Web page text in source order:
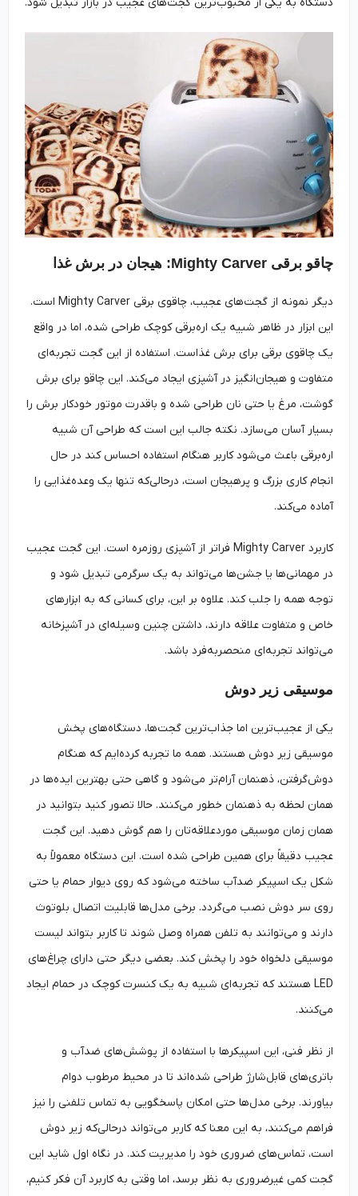
چاقو برقی Mighty Carver: هیجان در برش غذا
دیگر نمونه از گجت‌های عجیب، چاقوی برقی Mighty Carver است.
این ابزار در ظاهر شبیه یک اره‌برقی کوچک طراحی شده، اما در واقع
یک چاقوی برقی برای برش غذاست. استفاده از این گجت تجربه‌ای
متفاوت و هیجان‌انگیز در آشپزی ایجاد می‌کند. این چاقو برای برش
گوشت، مرغ یا حتی نان طراحی شده و باقدرت موتور خودکار برش را
بسیار آسان می‌سازد. نکته جالب این است که طراحی آن شبیه
اره‌برقی باعث می‌شود کاربر هنگام استفاده احساس کند در حال
انجام کاری بزرگ و پرهیجان است، درحالی‌که تنها یک وعده‌غذایی را
آماده می‌کند.
کاربرد Mighty Carver فراتر از آشپزی روزمره است. این گجت عجیب
در مهمانی‌ها یا جشن‌ها می‌تواند به یک سرگرمی تبدیل شود و
توجه همه را جلب کند. علاوه بر این، برای کسانی که به ابزارهای
خاص و متفاوت علاقه دارند، داشتن چنین وسیله‌ای در آشپزخانه
می‌تواند تجربه‌ای منحصربه‌فرد باشد.
موسیقی زیر دوش
یکی از عجیب‌ترین اما جذاب‌ترین گجت‌ها، دستگاه‌های پخش
موسیقی زیر دوش هستند. همه ما تجربه کرده‌ایم که هنگام
دوش‌گرفتن، ذهنمان آرام‌تر می‌شود و گاهی حتی بهترین ایده‌ها در
همان لحظه به ذهنمان خطور می‌کنند. حالا تصور کنید بتوانید در
همان زمان موسیقی موردعلاقه‌تان را هم گوش دهید. این گجت
عجیب دقیقاً برای همین طراحی شده است. این دستگاه معمولاً به
شکل یک اسپیکر ضدآب ساخته می‌شود که روی دیوار حمام یا حتی
روی سر دوش نصب می‌گردد. برخی مدل‌ها قابلیت اتصال بلوتوث
دارند و می‌توانند به تلفن همراه وصل شوند تا کاربر بتواند لیست
موسیقی دلخواه خود را پخش کند. بعضی دیگر حتی دارای چراغ‌های
LED هستند که تجربه‌ای شبیه به یک کنسرت کوچک در حمام ایجاد
می‌کنند.
از نظر فنی، این اسپیکرها با استفاده از پوشش‌های ضدآب و
باتری‌های قابل‌شارژ طراحی شده‌اند تا در محیط مرطوب دوام
بیاورند. برخی مدل‌ها حتی امکان پاسخگویی به تماس تلفنی را نیز
فراهم می‌کنند، به این معنا که کاربر می‌تواند درحالی‌که زیر دوش
است، تماس‌های ضروری خود را مدیریت کند. در نگاه اول شاید این
گجت کمی غیرضروری به نظر برسد، اما وقتی به کاربرد آن فکر کنیم،